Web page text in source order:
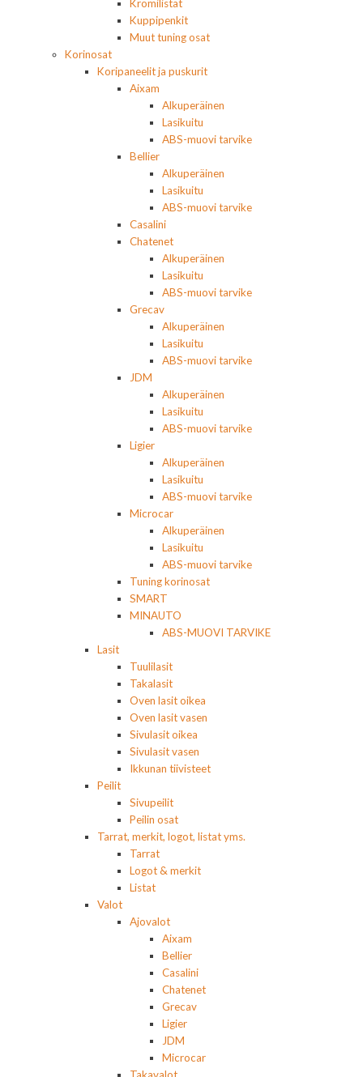
Kromilistat
Kuppipenkit
Muut tuning osat
Korinosat
Koripaneelit ja puskurit
Aixam
Alkuperäinen
Lasikuitu
ABS-muovi tarvike
Bellier
Alkuperäinen
Lasikuitu
ABS-muovi tarvike
Casalini
Chatenet
Alkuperäinen
Lasikuitu
ABS-muovi tarvike
Grecav
Alkuperäinen
Lasikuitu
ABS-muovi tarvike
JDM
Alkuperäinen
Lasikuitu
ABS-muovi tarvike
Ligier
Alkuperäinen
Lasikuitu
ABS-muovi tarvike
Microcar
Alkuperäinen
Lasikuitu
ABS-muovi tarvike
Tuning korinosat
SMART
MINAUTO
ABS-MUOVI TARVIKE
Lasit
Tuulilasit
Takalasit
Oven lasit oikea
Oven lasit vasen
Sivulasit oikea
Sivulasit vasen
Ikkunan tiivisteet
Peilit
Sivupeilit
Peilin osat
Tarrat, merkit, logot, listat yms.
Tarrat
Logot & merkit
Listat
Valot
Ajovalot
Aixam
Bellier
Casalini
Chatenet
Grecav
Ligier
JDM
Microcar